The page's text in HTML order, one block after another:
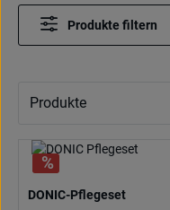
Produkte filtern
DONIC-Pflegeset